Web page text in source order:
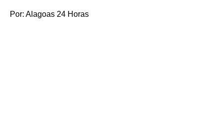
Por: Alagoas 24 Horas